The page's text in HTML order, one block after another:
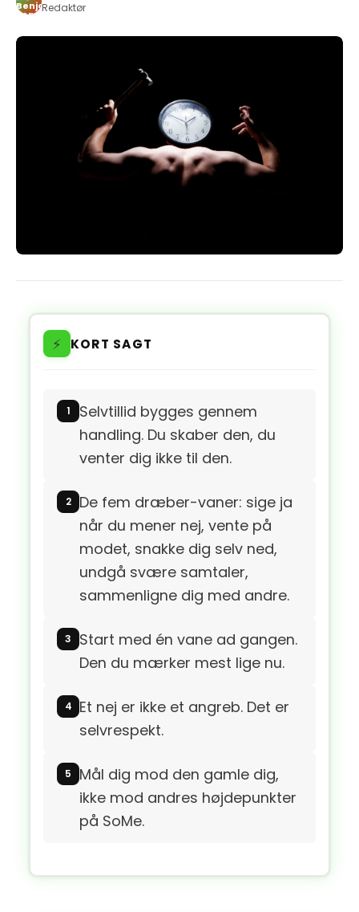
Redaktør
⚡ KORT SAGT
Selvtillid bygges gennem
handling. Du skaber den, du
venter dig ikke til den.
De fem dræber-vaner: sige ja
når du mener nej, vente på
modet, snakke dig selv ned,
undgå svære samtaler,
sammenligne dig med andre.
Start med én vane ad gangen.
Den du mærker mest lige nu.
Et nej er ikke et angreb. Det er
selvrespekt.
Mål dig mod den gamle dig,
ikke mod andres højdepunkter
på SoMe.